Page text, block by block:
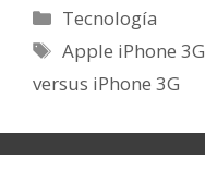
Categorías
Tecnología
Etiquetas
Apple iPhone 3G
versus iPhone 3G